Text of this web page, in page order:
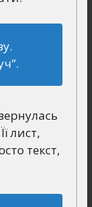
лист,
текст,